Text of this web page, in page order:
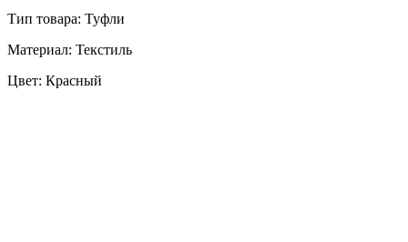
Тип товара: Туфли
Материал: Текстиль
Цвет: Красный